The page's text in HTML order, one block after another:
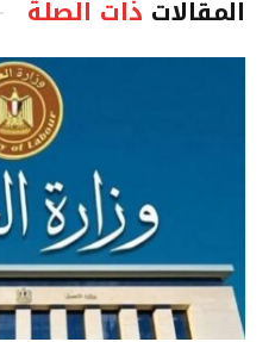
المقالات ذات الصلة